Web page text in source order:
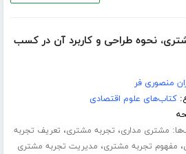
نحوه طراحی و کاربرد آن در کسب
منصوری فر
کتاب‌های علوم اقتصادی
مشتری مداری، تجربه مشتری، تعریف تجربه
، مفهوم تجربه مشتری، مدیریت تجربه مشتری